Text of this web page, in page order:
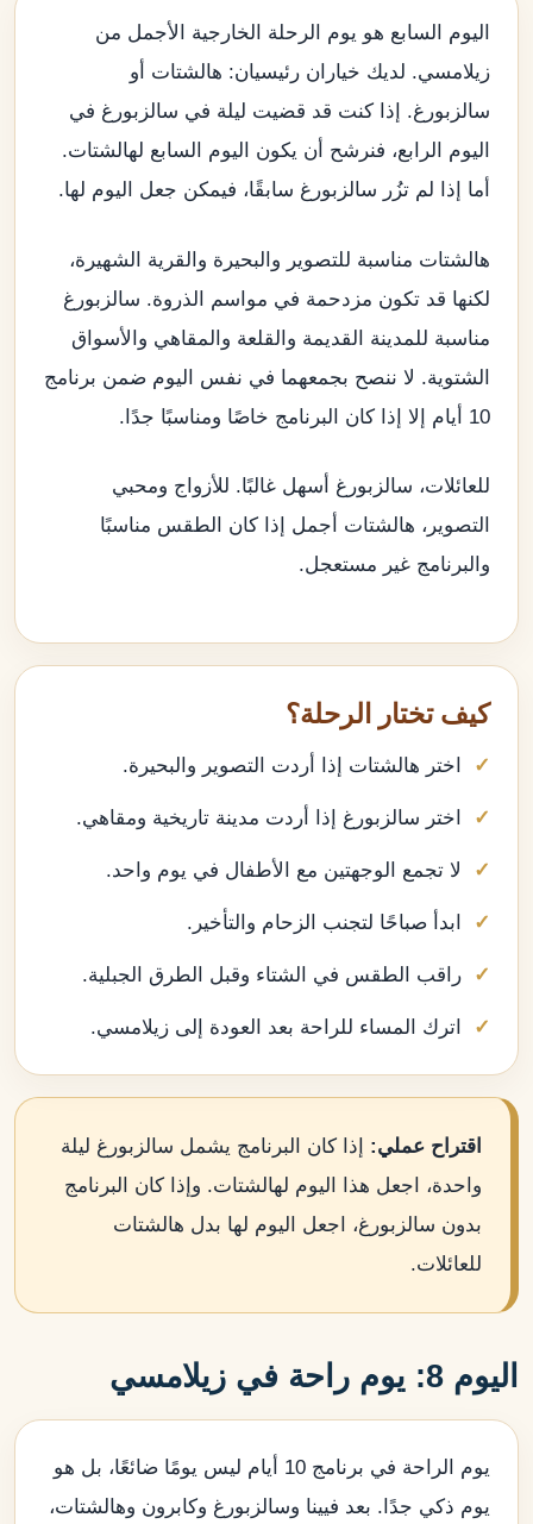
اليوم السابع هو يوم الرحلة الخارجية الأجمل من
زيلامسي. لديك خياران رئيسيان: هالشتات أو
سالزبورغ. إذا كنت قد قضيت ليلة في سالزبورغ في
اليوم الرابع، فنرشح أن يكون اليوم السابع لهالشتات.
أما إذا لم تزُر سالزبورغ سابقًا، فيمكن جعل اليوم لها.
هالشتات مناسبة للتصوير والبحيرة والقرية الشهيرة،
لكنها قد تكون مزدحمة في مواسم الذروة. سالزبورغ
مناسبة للمدينة القديمة والقلعة والمقاهي والأسواق
الشتوية. لا ننصح بجمعهما في نفس اليوم ضمن برنامج
10 أيام إلا إذا كان البرنامج خاصًا ومناسبًا جدًا.
للعائلات، سالزبورغ أسهل غالبًا. للأزواج ومحبي
التصوير، هالشتات أجمل إذا كان الطقس مناسبًا
والبرنامج غير مستعجل.
كيف تختار الرحلة؟
اختر هالشتات إذا أردت التصوير والبحيرة.
اختر سالزبورغ إذا أردت مدينة تاريخية ومقاهي.
لا تجمع الوجهتين مع الأطفال في يوم واحد.
ابدأ صباحًا لتجنب الزحام والتأخير.
راقب الطقس في الشتاء وقبل الطرق الجبلية.
اترك المساء للراحة بعد العودة إلى زيلامسي.
اقتراح عملي: إذا كان البرنامج يشمل سالزبورغ ليلة
واحدة، اجعل هذا اليوم لهالشتات. وإذا كان البرنامج
بدون سالزبورغ، اجعل اليوم لها بدل هالشتات
للعائلات.
اليوم 8: يوم راحة في زيلامسي
يوم الراحة في برنامج 10 أيام ليس يومًا ضائعًا، بل هو
يوم ذكي جدًا. بعد فيينا وسالزبورغ وكابرون وهالشتات،